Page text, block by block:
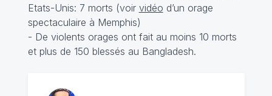
Etats-Unis: 7 morts (voir vidéo d’un orage
spectaculaire à Memphis)
- De violents orages ont fait au moins 10 morts
et plus de 150 blessés au Bangladesh.